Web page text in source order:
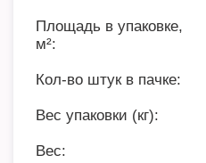
Площадь в упаковке,
м²:
Кол-во штук в пачке:
Вес упаковки (кг):
Вес: